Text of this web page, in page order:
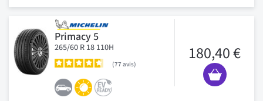
Primacy 5
265/60 R 18 110H
77 avis
180,40 €